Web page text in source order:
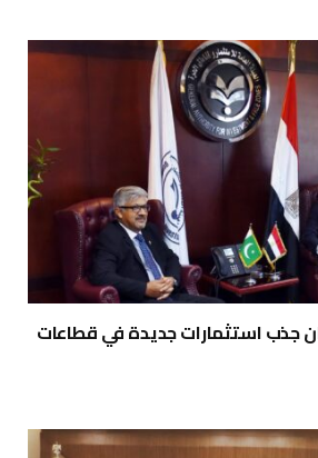
جذب استثمارات جديدة في قطاعات